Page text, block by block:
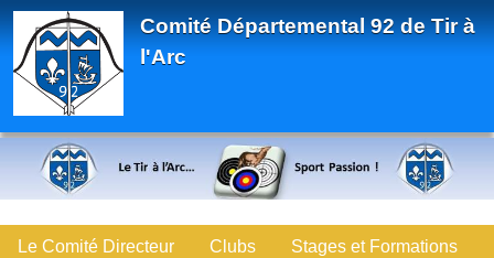
Comité Départemental 92 de Tir à
l'Arc
Le Comité Directeur Clubs Stages et Formations
Panneau de gestion des cookies